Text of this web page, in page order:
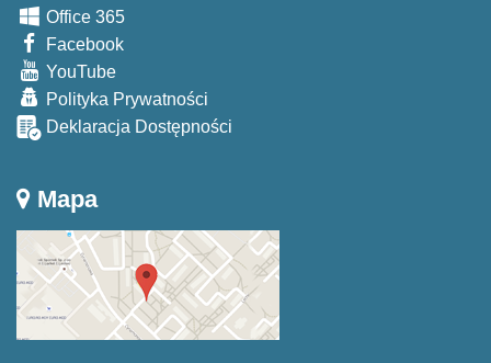
Office 365
Facebook
YouTube
Polityka Prywatności
Deklaracja Dostępności
Mapa